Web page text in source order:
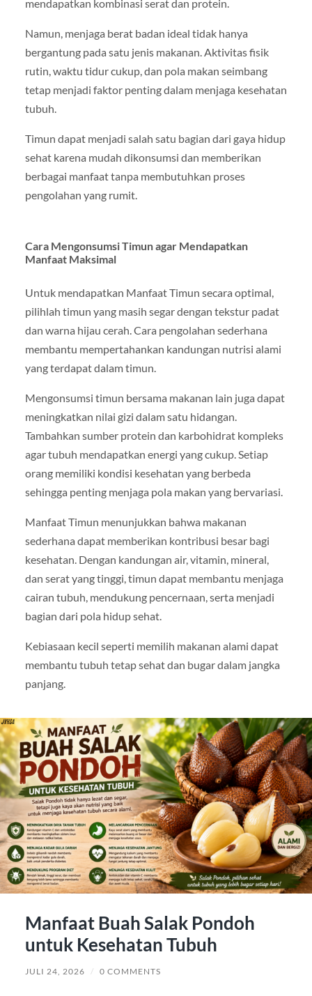
mendapatkan kombinasi serat dan protein.
Namun, menjaga berat badan ideal tidak hanya
bergantung pada satu jenis makanan. Aktivitas fisik
rutin, waktu tidur cukup, dan pola makan seimbang
tetap menjadi faktor penting dalam menjaga kesehatan
tubuh.
Timun dapat menjadi salah satu bagian dari gaya hidup
sehat karena mudah dikonsumsi dan memberikan
berbagai manfaat tanpa membutuhkan proses
pengolahan yang rumit.
Cara Mengonsumsi Timun agar Mendapatkan
Manfaat Maksimal
Untuk mendapatkan Manfaat Timun secara optimal,
pilihlah timun yang masih segar dengan tekstur padat
dan warna hijau cerah. Cara pengolahan sederhana
membantu mempertahankan kandungan nutrisi alami
yang terdapat dalam timun.
Mengonsumsi timun bersama makanan lain juga dapat
meningkatkan nilai gizi dalam satu hidangan.
Tambahkan sumber protein dan karbohidrat kompleks
agar tubuh mendapatkan energi yang cukup. Setiap
orang memiliki kondisi kesehatan yang berbeda
sehingga penting menjaga pola makan yang bervariasi.
Manfaat Timun menunjukkan bahwa makanan
sederhana dapat memberikan kontribusi besar bagi
kesehatan. Dengan kandungan air, vitamin, mineral,
dan serat yang tinggi, timun dapat membantu menjaga
cairan tubuh, mendukung pencernaan, serta menjadi
bagian dari pola hidup sehat.
Kebiasaan kecil seperti memilih makanan alami dapat
membantu tubuh tetap sehat dan bugar dalam jangka
panjang.
Manfaat Buah Salak Pondoh
untuk Kesehatan Tubuh
JULI 24, 2026 / 0 COMMENTS